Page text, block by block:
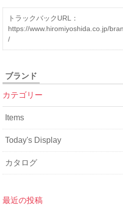
トラックバックURL：
https://www.hiromiyoshida.co.jp/
/
ブランド
カテゴリー
Items
Today's Display
カタログ
最近の投稿